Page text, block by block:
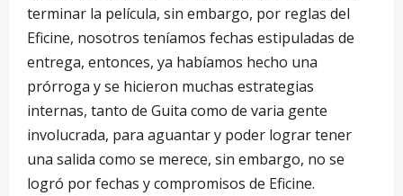
terminar la película, sin embargo, por reglas del
Eficine, nosotros teníamos fechas estipuladas de
entrega, entonces, ya habíamos hecho una
prórroga y se hicieron muchas estrategias
internas, tanto de Guita como de varia gente
involucrada, para aguantar y poder lograr tener
una salida como se merece, sin embargo, no se
logró por fechas y compromisos de Eficine.